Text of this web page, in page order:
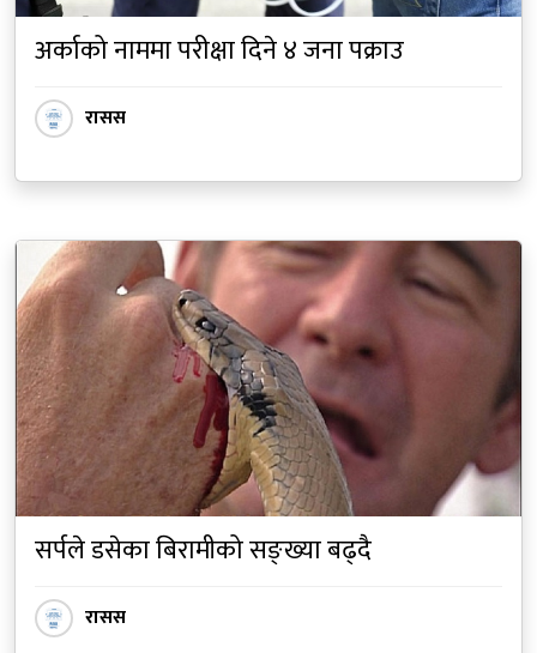
अर्काको नाममा परीक्षा दिने ४ जना पक्राउ
रासस
सर्पले डसेका बिरामीको सङ्ख्या बढ्दै
रासस